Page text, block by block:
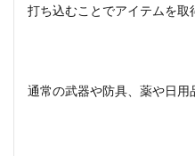
打ち込むことでアイテムを取
通常の武器や防具、薬や日用